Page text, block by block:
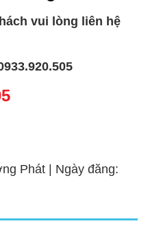
vui lòng liên hệ
Phát | Ngày đăng: